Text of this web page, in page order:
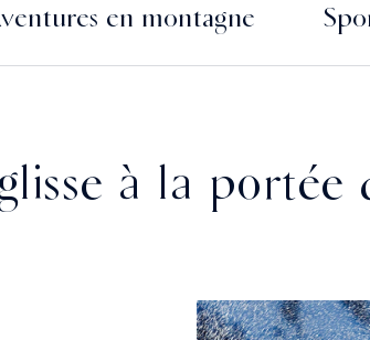
en montagne
à la portée